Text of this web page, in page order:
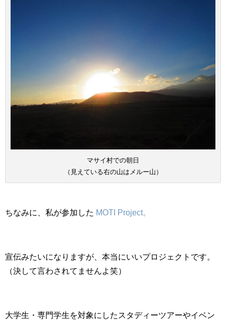
マサイ村での朝日
（見えている右の山はメルー山）
ちなみに、私が参加した MOTI Project。
宣伝みたいになりますが、本当にいいプロジェクトです。
（決して言わされてませんよ笑）
大学生・専門学生を対象にしたスタディーツアーやイベン